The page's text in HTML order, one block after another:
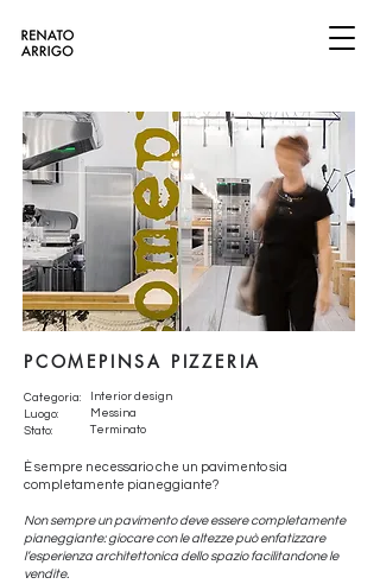
PCOMEPINSA PIZZERIA
Categoria:
Luogo:
Stato:
Interior design
Messina
Terminato
È sempre necessario che un pavimento sia
completamente pianeggiante?
Non sempre un pavimento deve essere completamente
pianeggiante: giocare con le altezze può enfatizzare
l’esperienza architettonica dello spazio facilitandone le
vendite.